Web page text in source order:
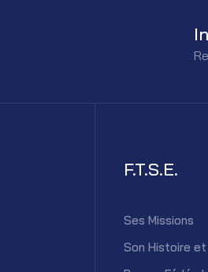
F.T.S.E.
Ses Missions
Son Histoire